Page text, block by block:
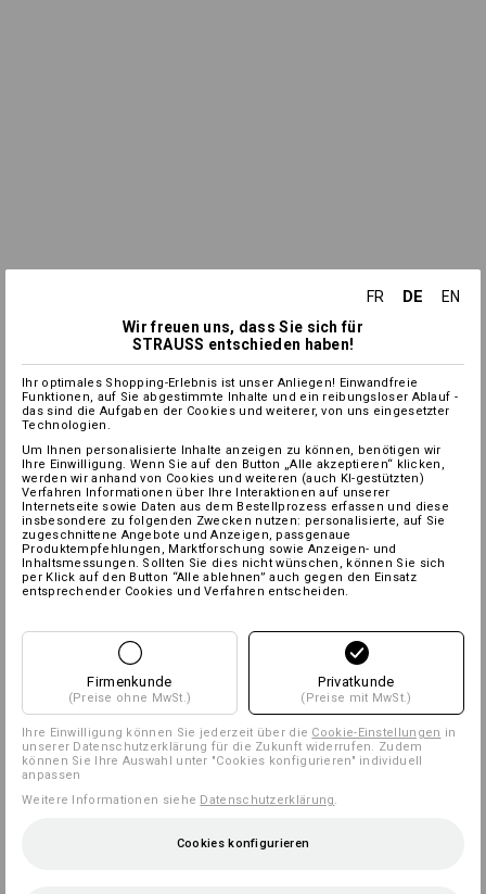
FR DE
EN
Wir freuen uns, dass Sie sich für
STRAUSS entschieden haben!
Ihr optimales Shopping-Erlebnis ist unser Anliegen! Einwandfreie
Funktionen, auf Sie abgestimmte Inhalte und ein reibungsloser Ablauf -
das sind die Aufgaben der Cookies und weiterer, von uns eingesetzter
Technologien.
Um Ihnen personalisierte Inhalte anzeigen zu können, benötigen wir
Ihre Einwilligung. Wenn Sie auf den Button „Alle akzeptieren“ klicken,
werden wir anhand von Cookies und weiteren (auch KI-gestützten)
Verfahren Informationen über Ihre Interaktionen auf unserer
Internetseite sowie Daten aus dem Bestellprozess erfassen und diese
insbesondere zu folgenden Zwecken nutzen: personalisierte, auf Sie
zugeschnittene Angebote und Anzeigen, passgenaue
Produktempfehlungen, Marktforschung sowie Anzeigen- und
Inhaltsmessungen. Sollten Sie dies nicht wünschen, können Sie sich
per Klick auf den Button “Alle ablehnen” auch gegen den Einsatz
entsprechender Cookies und Verfahren entscheiden.
Firmenkunde
(Preise ohne MwSt.)
Privatkunde
(Preise mit MwSt.)
Ihre Einwilligung können Sie jederzeit über die Cookie-Einstellungen in
unserer Datenschutzerklärung für die Zukunft widerrufen. Zudem
können Sie Ihre Auswahl unter "Cookies konfigurieren" individuell
anpassen
Weitere Informationen siehe Datenschutzerklärung
Cookies konfigurieren